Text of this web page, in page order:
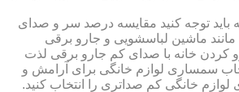
باید توجه کنید مقایسه درصد سر و صدای
ماشین لباسشویی و جارو برقی
کردن خانه با صدای کم جارو برقی لذت
سمساری لوازم خانگی برای آرامش و
خانگی کم صداتری را انتخاب کنید.